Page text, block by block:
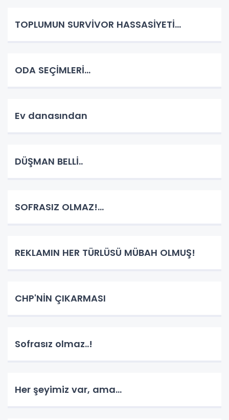
TOPLUMUN SURVİVOR HASSASİYETİ...
ODA SEÇİMLERİ...
Ev danasından
DÜŞMAN BELLİ..
SOFRASIZ OLMAZ!...
REKLAMIN HER TÜRLÜSÜ MÜBAH OLMUŞ!
CHP'NİN ÇIKARMASI
Sofrasız olmaz..!
Her şeyimiz var, ama...